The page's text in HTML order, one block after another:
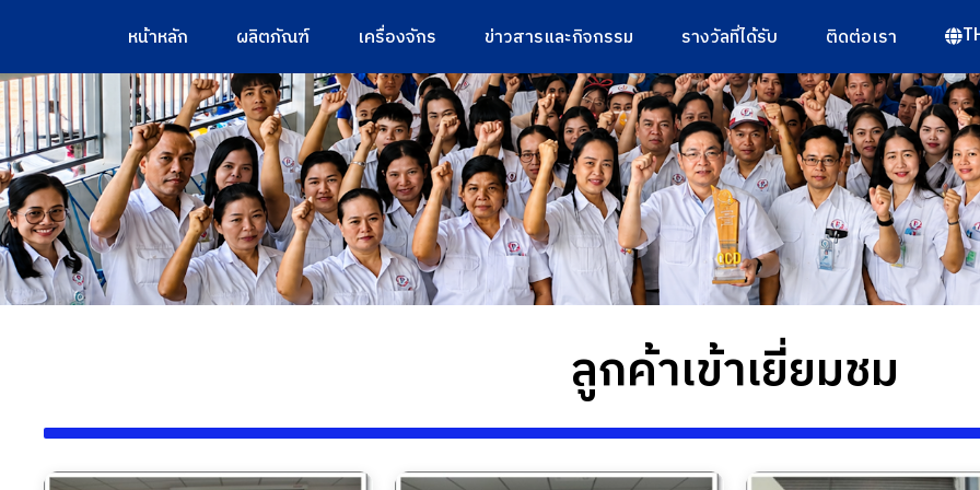
หน้าหลัก ผลิตภัณฑ์ เครื่องจักร ข่าวสารและกิจกรรม รางวัลที่ได้รับ ติดต่อเรา
ลูกค้าเข้าเยี่ยมชม